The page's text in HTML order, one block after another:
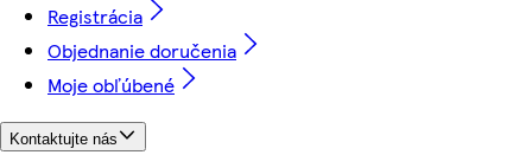
Registrácia
Objednanie doručenia
Moje obľúbené
Kontaktujte nás